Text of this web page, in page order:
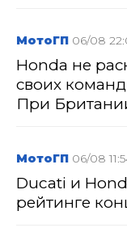
МотоГП 06/08
Honda не
своих
При
МотоГП 06/08
Ducati и
рейтинге